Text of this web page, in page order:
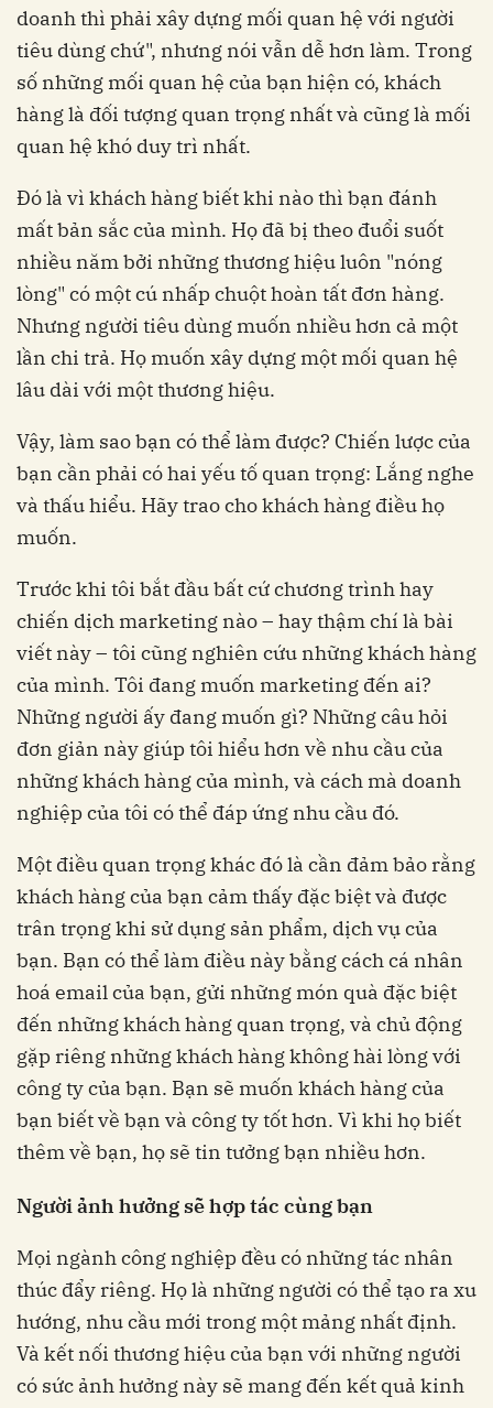
doanh thì phải xây dựng mối quan hệ với người
tiêu dùng chứ", nhưng nói vẫn dễ hơn làm. Trong
số những mối quan hệ của bạn hiện có, khách
hàng là đối tượng quan trọng nhất và cũng là mối
quan hệ khó duy trì nhất.
Đó là vì khách hàng biết khi nào thì bạn đánh
mất bản sắc của mình. Họ đã bị theo đuổi suốt
nhiều năm bởi những thương hiệu luôn "nóng
lòng" có một cú nhấp chuột hoàn tất đơn hàng.
Nhưng người tiêu dùng muốn nhiều hơn cả một
lần chi trả. Họ muốn xây dựng một mối quan hệ
lâu dài với một thương hiệu.
Vậy, làm sao bạn có thể làm được? Chiến lược của
bạn cần phải có hai yếu tố quan trọng: Lắng nghe
và thấu hiểu. Hãy trao cho khách hàng điều họ
muốn.
Trước khi tôi bắt đầu bất cứ chương trình hay
chiến dịch marketing nào – hay thậm chí là bài
viết này – tôi cũng nghiên cứu những khách hàng
của mình. Tôi đang muốn marketing đến ai?
Những người ấy đang muốn gì? Những câu hỏi
đơn giản này giúp tôi hiểu hơn về nhu cầu của
những khách hàng của mình, và cách mà doanh
nghiệp của tôi có thể đáp ứng nhu cầu đó.
Một điều quan trọng khác đó là cần đảm bảo rằng
khách hàng của bạn cảm thấy đặc biệt và được
trân trọng khi sử dụng sản phẩm, dịch vụ của
bạn. Bạn có thể làm điều này bằng cách cá nhân
hoá email của bạn, gửi những món quà đặc biệt
đến những khách hàng quan trọng, và chủ động
gặp riêng những khách hàng không hài lòng với
công ty của bạn. Bạn sẽ muốn khách hàng của
bạn biết về bạn và công ty tốt hơn. Vì khi họ biết
thêm về bạn, họ sẽ tin tưởng bạn nhiều hơn.
Người ảnh hưởng sẽ hợp tác cùng bạn
Mọi ngành công nghiệp đều có những tác nhân
thúc đẩy riêng. Họ là những người có thể tạo ra xu
hướng, nhu cầu mới trong một mảng nhất định.
Và kết nối thương hiệu của bạn với những người
có sức ảnh hưởng này sẽ mang đến kết quả kinh